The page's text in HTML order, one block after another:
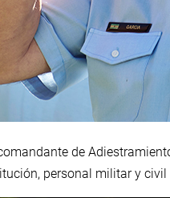
de
personal militar y